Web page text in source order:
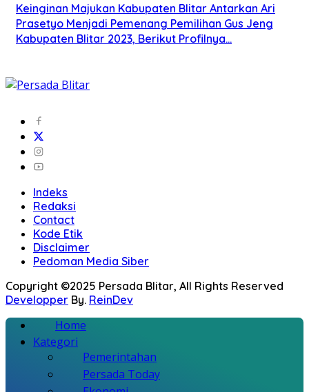
Keinginan Majukan Kabupaten Blitar Antarkan Ari
Prasetyo Menjadi Pemenang Pemilihan Gus Jeng
Kabupaten Blitar 2023, Berikut Profilnya…
Indeks
Redaksi
Contact
Kode Etik
Disclaimer
Pedoman Media Siber
Copyright ©2025 Persada Blitar, All Rights Reserved
Developper By. ReinDev
Home
Kategori
Pemerintahan
Persada Today